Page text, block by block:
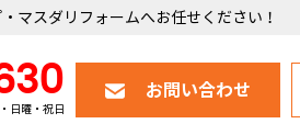
マスダリフォームへお任せください！
日曜・祝日
お問い合わせ